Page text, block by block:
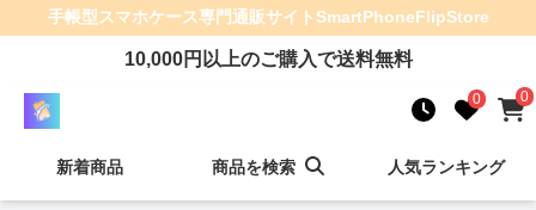
手帳型スマホケース専門通販サイトSmartPhoneFlipStore
10,000円以上のご購入で送料無料
0 0
新着商品 商品を検索 人気ランキング